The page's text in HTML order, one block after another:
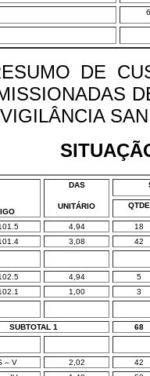
DE
DAS
UNITÁRIO QTDE
4,94
18
3,08 42
4,94
5
1,00 3
SUBTOTAL 1 68
– V 2,02
42